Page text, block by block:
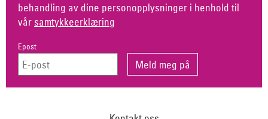
behandling av dine personopplysninger i henhold til
vår samtykkeerklæring
Epost